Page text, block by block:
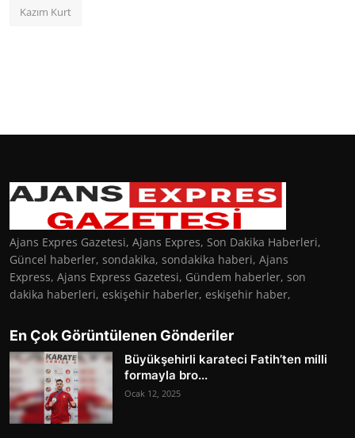
Kazım Kurt
Ajans Expres Gazetesi, Ajans Expres, Son Dakika Haberleri,
Güncel haberler, sondakika, sondakika haberi, Ajans
Express, Ajans Express Gazetesi, Gündem haberler, son
dakika haberleri, eskişehir haberler, eskişehir haber,
En Çok Görüntülenen Gönderiler
Büyükşehirli karateci Fatih’ten milli
formayla bro...
Ocak 12, 2025